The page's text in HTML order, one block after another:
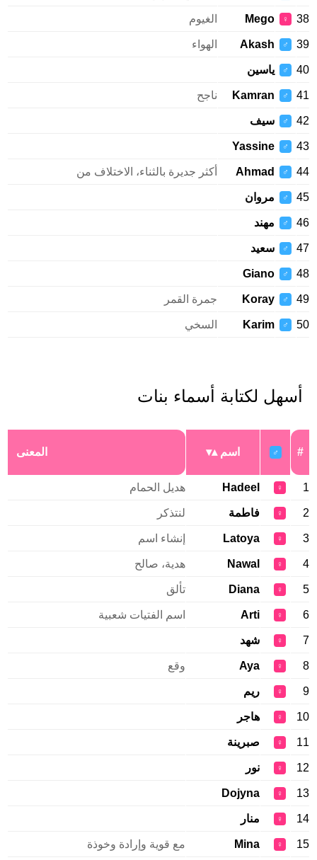
38
♀
Mego الغيوم
39
♂
Akash الهواء
40
♂ ياسين
41
♂
Kamran ناجح
42
♂ سيف
43
♂
Yassine
44
♂
Ahmad أكثر جديرة بالثناء، الاختلاف من
45
♂ مروان
46
♂ مهند
47
♂ سعيد
48
♂
Giano
49
♂
Koray جمرة القمر
50
♂
Karim السخي
أسهل لكتابة أسماء بنات
#
♂ اسم المعنى
1
♀
Hadeel هديل الحمام
2
♀ فاطمة لنتذكر
3
♀
Latoya إنشاء اسم
4
♀
Nawal هدية، صالح
5
♀
Diana تألق
6
♀
Arti اسم الفتيات شعبية
7
♀ شهد
8
♀
Aya وقع
9
♀ ريم
10
♀ هاجر
11
♀ صبرينة
12
♀ نور
13
♀
Dojyna
14
♀ منار
15
♀
Mina مع قوية وإرادة وخوذة